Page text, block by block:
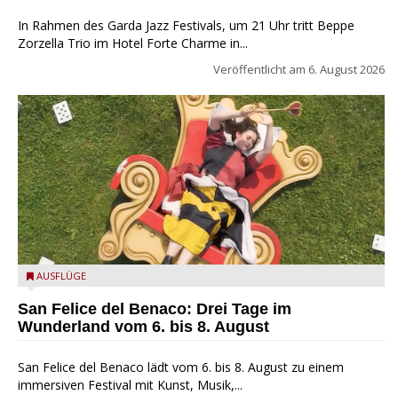
In Rahmen des Garda Jazz Festivals, um 21 Uhr tritt Beppe
Zorzella Trio im Hotel Forte Charme in...
Veröffentlicht am 6. August 2026
San Felice del Benaco: Drei Tage im Wunderland
AUSFLÜGE
San Felice del Benaco: Drei Tage im
Wunderland vom 6. bis 8. August
San Felice del Benaco lädt vom 6. bis 8. August zu einem
immersiven Festival mit Kunst, Musik,...